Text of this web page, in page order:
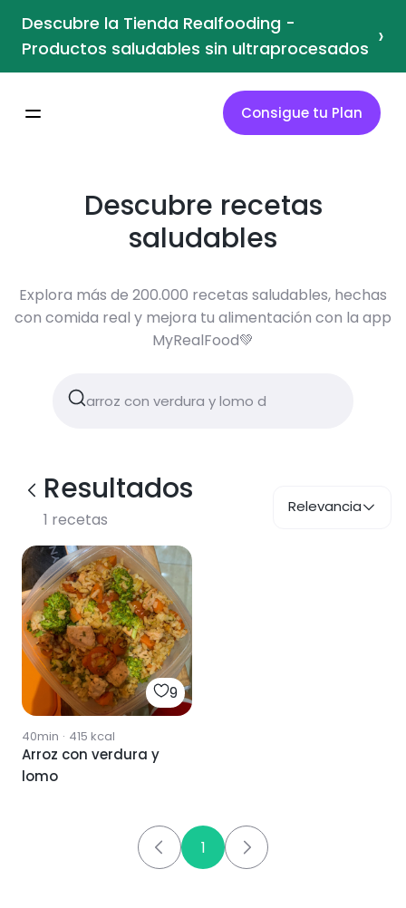
Descubre la Tienda Realfooding -
Productos saludables sin ultraprocesados ›
Consigue tu Plan
Descubre recetas
saludables
Explora más de 200.000 recetas saludables, hechas
con comida real y mejora tu alimentación con la app
MyRealFood💚
Resultados
1 recetas
Relevancia
9
40min · 415 kcal
Arroz con verdura y
lomo
1